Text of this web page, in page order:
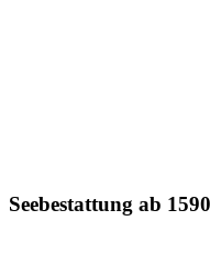
Seebestattung ab